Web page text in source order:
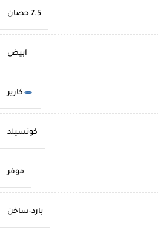
7.5 حصان
ابيض
كارير
كونسيلد
موفر
بارد-ساخن